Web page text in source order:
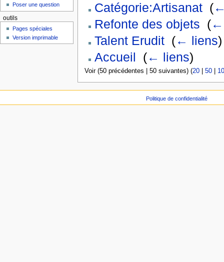
Catégorie:Artisanat‎ (
Refonte des objets (←
Talent Erudit‎ (← liens)
Accueil
(← liens)
Voir (50 précédentes | 50 suivantes) (20| 50|
Poser une question
outils
Pages spéciales
Version imprimable
Politique de confidentialité